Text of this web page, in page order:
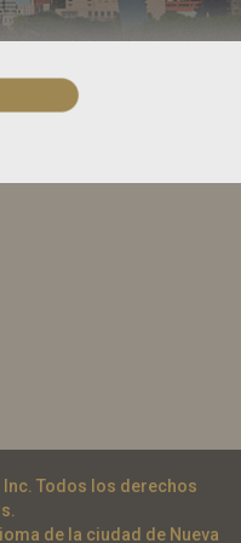
Todos los derechos
de la ciudad de Nueva